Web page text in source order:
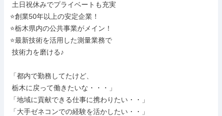
⭐創業50年以上の安定企業！
⭐栃木県内の公共事業がメイン！
⭐最新技術を活用した測量業務で
「都内で勤務してたけど、
「地域に貢献できる仕事に携わりたい・・」
「大手ゼネコンでの経験を活かしたい・・」